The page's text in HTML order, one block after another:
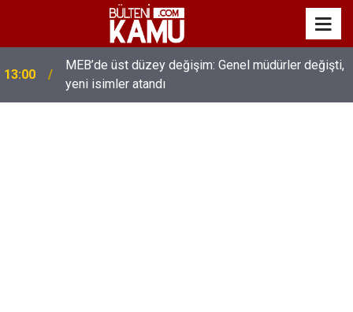
13:00
MEB’de üst düzey değişim: Genel müdürler değişti,
yeni isimler atandı